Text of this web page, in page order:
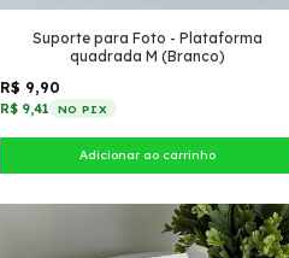
Suporte para Foto - Plataforma
quadrada M (Branco)
R$ 9,90
R$ 9,41 NO PIX